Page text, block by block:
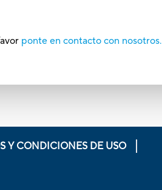
ponte en contacto con nosotros.
Y CONDICIONES DE USO